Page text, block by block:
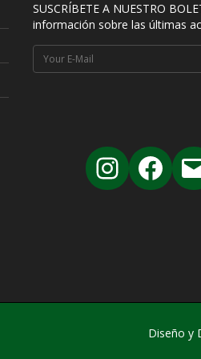
SUSCRÍBETE A NUESTRO
información sobre las últimas
Diseño y